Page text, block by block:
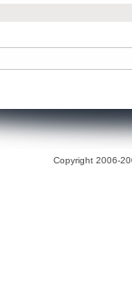
Copyright 2006-